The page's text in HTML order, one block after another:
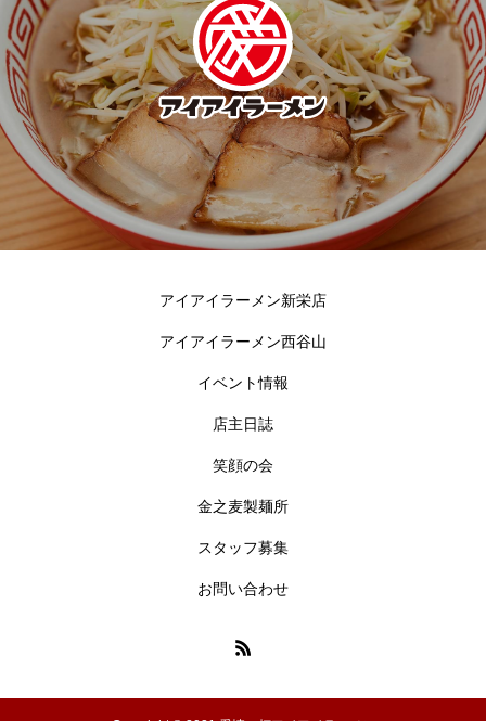
アイアイラーメン新栄店
アイアイラーメン西谷山
イベント情報
店主日誌
笑顔の会
金之麦製麺所
スタッフ募集
お問い合わせ